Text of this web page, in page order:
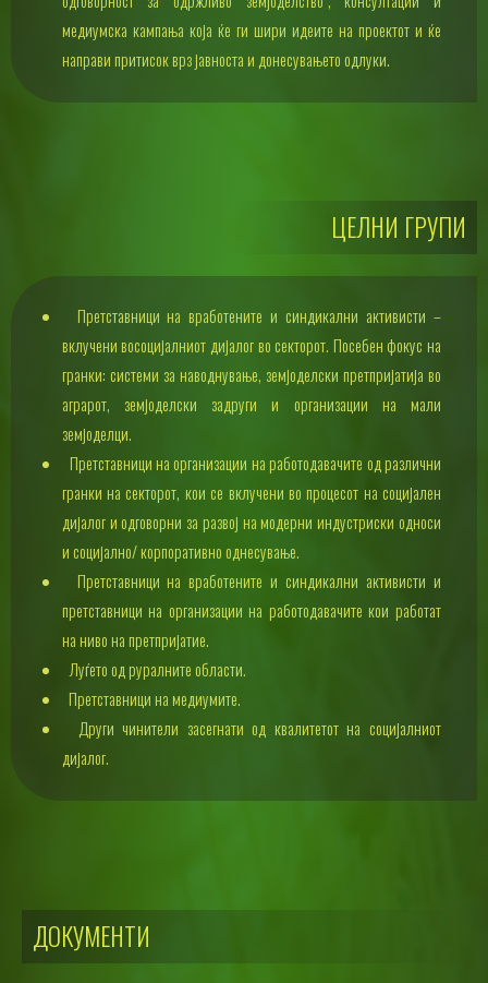
медиумска кампања која ќе ги шири идеите на проектот и ќе
направи притисок врз јавноста и донесувањето одлуки.
ЦЕЛНИ ГРУПИ
Претставници на вработените и синдикални активисти –
вклучени восоцијалниот дијалог во секторот. Посебен фокус на
гранки: системи за наводнување, земјоделски претпријатија во
аграрот, земјоделски задруги и организации на мали
земјоделци.
Претставници на организации на работодавачите од различни
гранки на секторот, кои се вклучени во процесот на социјален
дијалог и одговорни за развој на модерни индустриски односи
и социјално/ корпоративно однесување.
Претставници на вработените и синдикални активисти и
претставници на организации на работодавачите кои работат
на ниво на претпријатие.
Луѓето од руралните области.
Претставници на медиумите.
Други чинители засегнати од квалитетот на социјалниот
дијалог.
ДОКУМЕНТИ